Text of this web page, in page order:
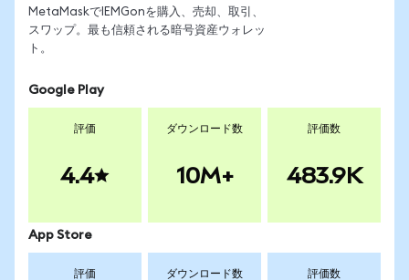
MetaMaskでIEMGonを購入、売却、取引、
スワップ。最も信頼される暗号資産ウォレッ
ト。
Google Play
評価
4.4
ダウンロード数
10M+
評価数
483.9K
App Store
評価 ダウンロード数 評価数